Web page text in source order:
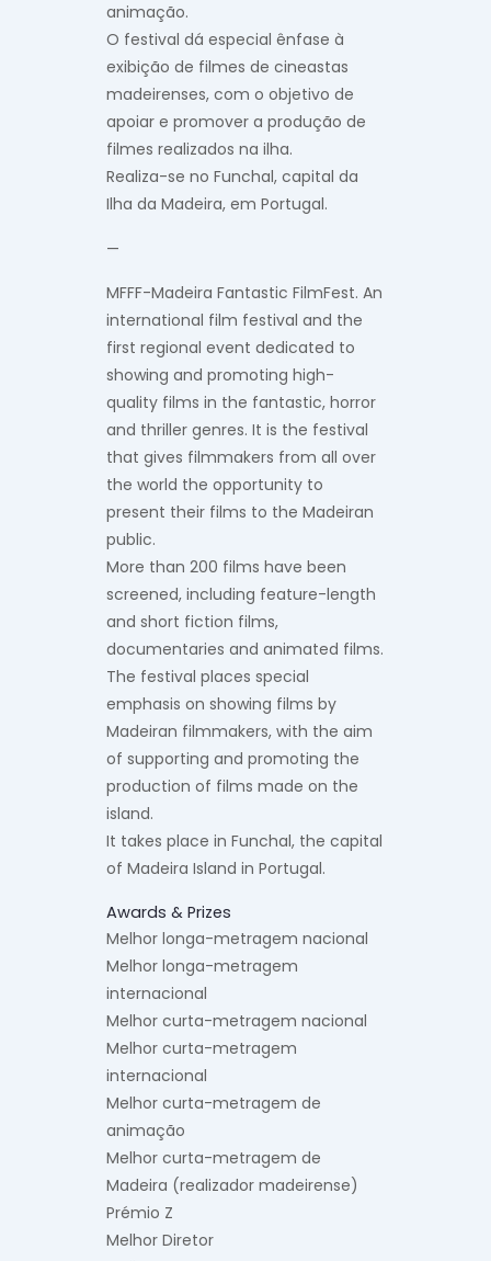
animação.
O festival dá especial ênfase à
exibição de filmes de cineastas
madeirenses, com o objetivo de
apoiar e promover a produção de
filmes realizados na ilha.
Realiza-se no Funchal, capital da
Ilha da Madeira, em Portugal.
—
MFFF-Madeira Fantastic FilmFest. An
international film festival and the
first regional event dedicated to
showing and promoting high-
quality films in the fantastic, horror
and thriller genres. It is the festival
that gives filmmakers from all over
the world the opportunity to
present their films to the Madeiran
public.
More than 200 films have been
screened, including feature-length
and short fiction films,
documentaries and animated films.
The festival places special
emphasis on showing films by
Madeiran filmmakers, with the aim
of supporting and promoting the
production of films made on the
island.
It takes place in Funchal, the capital
of Madeira Island in Portugal.
Awards & Prizes
Melhor longa-metragem nacional
Melhor longa-metragem
internacional
Melhor curta-metragem nacional
Melhor curta-metragem
internacional
Melhor curta-metragem de
animação
Melhor curta-metragem de
Madeira (realizador madeirense)
Prémio Z
Melhor Diretor